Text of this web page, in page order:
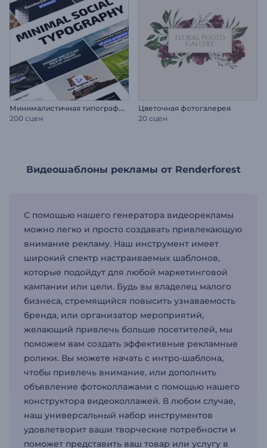
М
инималистичная типографика для соцсетей
200 сцен
Цветочная фотогалерея
20 сцен
Видеошаблоны рекламы от Renderforest
С помощью нашего генератора видеорекламы
можно легко и просто создавать привлекающую
внимание рекламу. Наш инструмент имеет
широкий спектр настраиваемых шаблонов,
которые подойдут для любой маркетинговой
кампании или цели. Будь вы владелец малого
бизнеса, стремящийся повысить узнаваемость
бренда, или организатор мероприятий,
желающий привлечь больше посетителей, мы
поможем вам создать эффективные рекламные
ролики. Вы можете начать с интро-шаблона,
чтобы привлечь внимание, или дополнить
объявление фотоколлажами с помощью нашего
конструктора видеоколлажей. В любом случае,
наш универсальный набор инструментов
удовлетворит ваши творческие потребности и
поможет представить ваш товар или услугу в